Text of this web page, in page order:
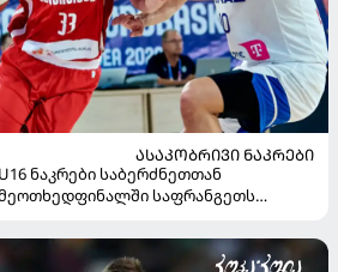
ᲐᲡᲐᲙᲝᲑᲠᲘᲕᲘ ᲜᲐᲙᲠᲔᲑᲘ
ნაკრები საბერძნეთთან
საფრანგეთს